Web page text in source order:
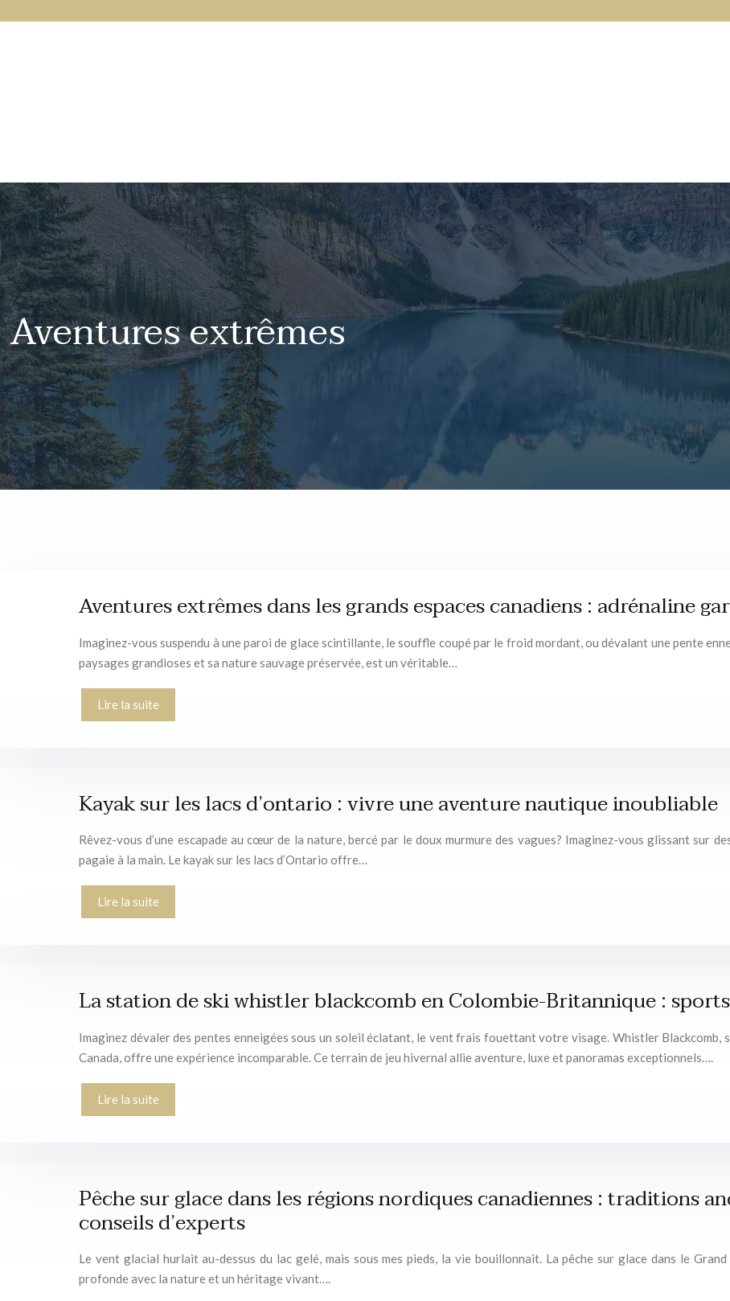
Aventures extrêmes
Aventures extrêmes dans les grands espaces canadiens : adrénaline
Imaginez-vous suspendu à une paroi de glace scintillante, le souffle coupé par le froid mordant, ou dévalant une pente
paysages grandioses et sa nature sauvage préservée, est un véritable…
Lire la suite
Kayak sur les lacs d’ontario : vivre une aventure nautique inoubliable
Rêvez-vous d’une escapade au cœur de la nature, bercé par le doux murmure des vagues? Imaginez-vous glissant sur
pagaie à la main. Le kayak sur les lacs d’Ontario offre…
Lire la suite
La station de ski whistler blackcomb en Colombie-Britannique :
Imaginez dévaler des pentes enneigées sous un soleil éclatant, le vent frais fouettant votre visage. Whistler Blackcomb,
Canada, offre une expérience incomparable. Ce terrain de jeu hivernal allie aventure, luxe et panoramas exceptionnels….
Lire la suite
Pêche sur glace dans les régions nordiques canadiennes : traditions
conseils d’experts
Le vent glacial hurlait au-dessus du lac gelé, mais sous mes pieds, la vie bouillonnait. La pêche sur glace dans le Grand
profonde avec la nature et un héritage vivant….